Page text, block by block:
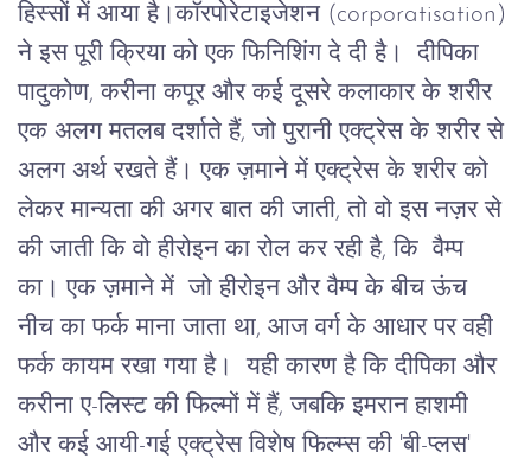
हिस्सों में आया है।कॉरपोरेटाइजेशन (corporatisation)
ने इस पूरी क्रिया को एक फिनिशिंग दे दी है।
दीपिका
पादुकोण, करीना कपूर और कई दूसरे कलाकार के शरीर
एक अलग मतलब दर्शाते हैं, जो पुरानी एक्ट्रेस के शरीर से
अलग अर्थ रखते हैं। एक ज़माने में एक्ट्रेस के शरीर को
लेकर मान्यता की अगर बात की जाती, तो वो इस नज़र से
की जाती कि वो हीरोइन का रोल कर रही है, कि  वैम्प
का। एक ज़माने में  जो हीरोइन और वैम्प के बीच ऊंच
नीच का फर्क माना जाता था, आज वर्ग के आधार पर वही
फर्क कायम रखा गया है।
यही कारण है कि दीपिका और
करीना ए-लिस्ट की फिल्मों में हैं, जबकि इमरान हाशमी
और कई आयी-गई एक्ट्रेस विशेष फिल्म्स की 'बी-प्लस'